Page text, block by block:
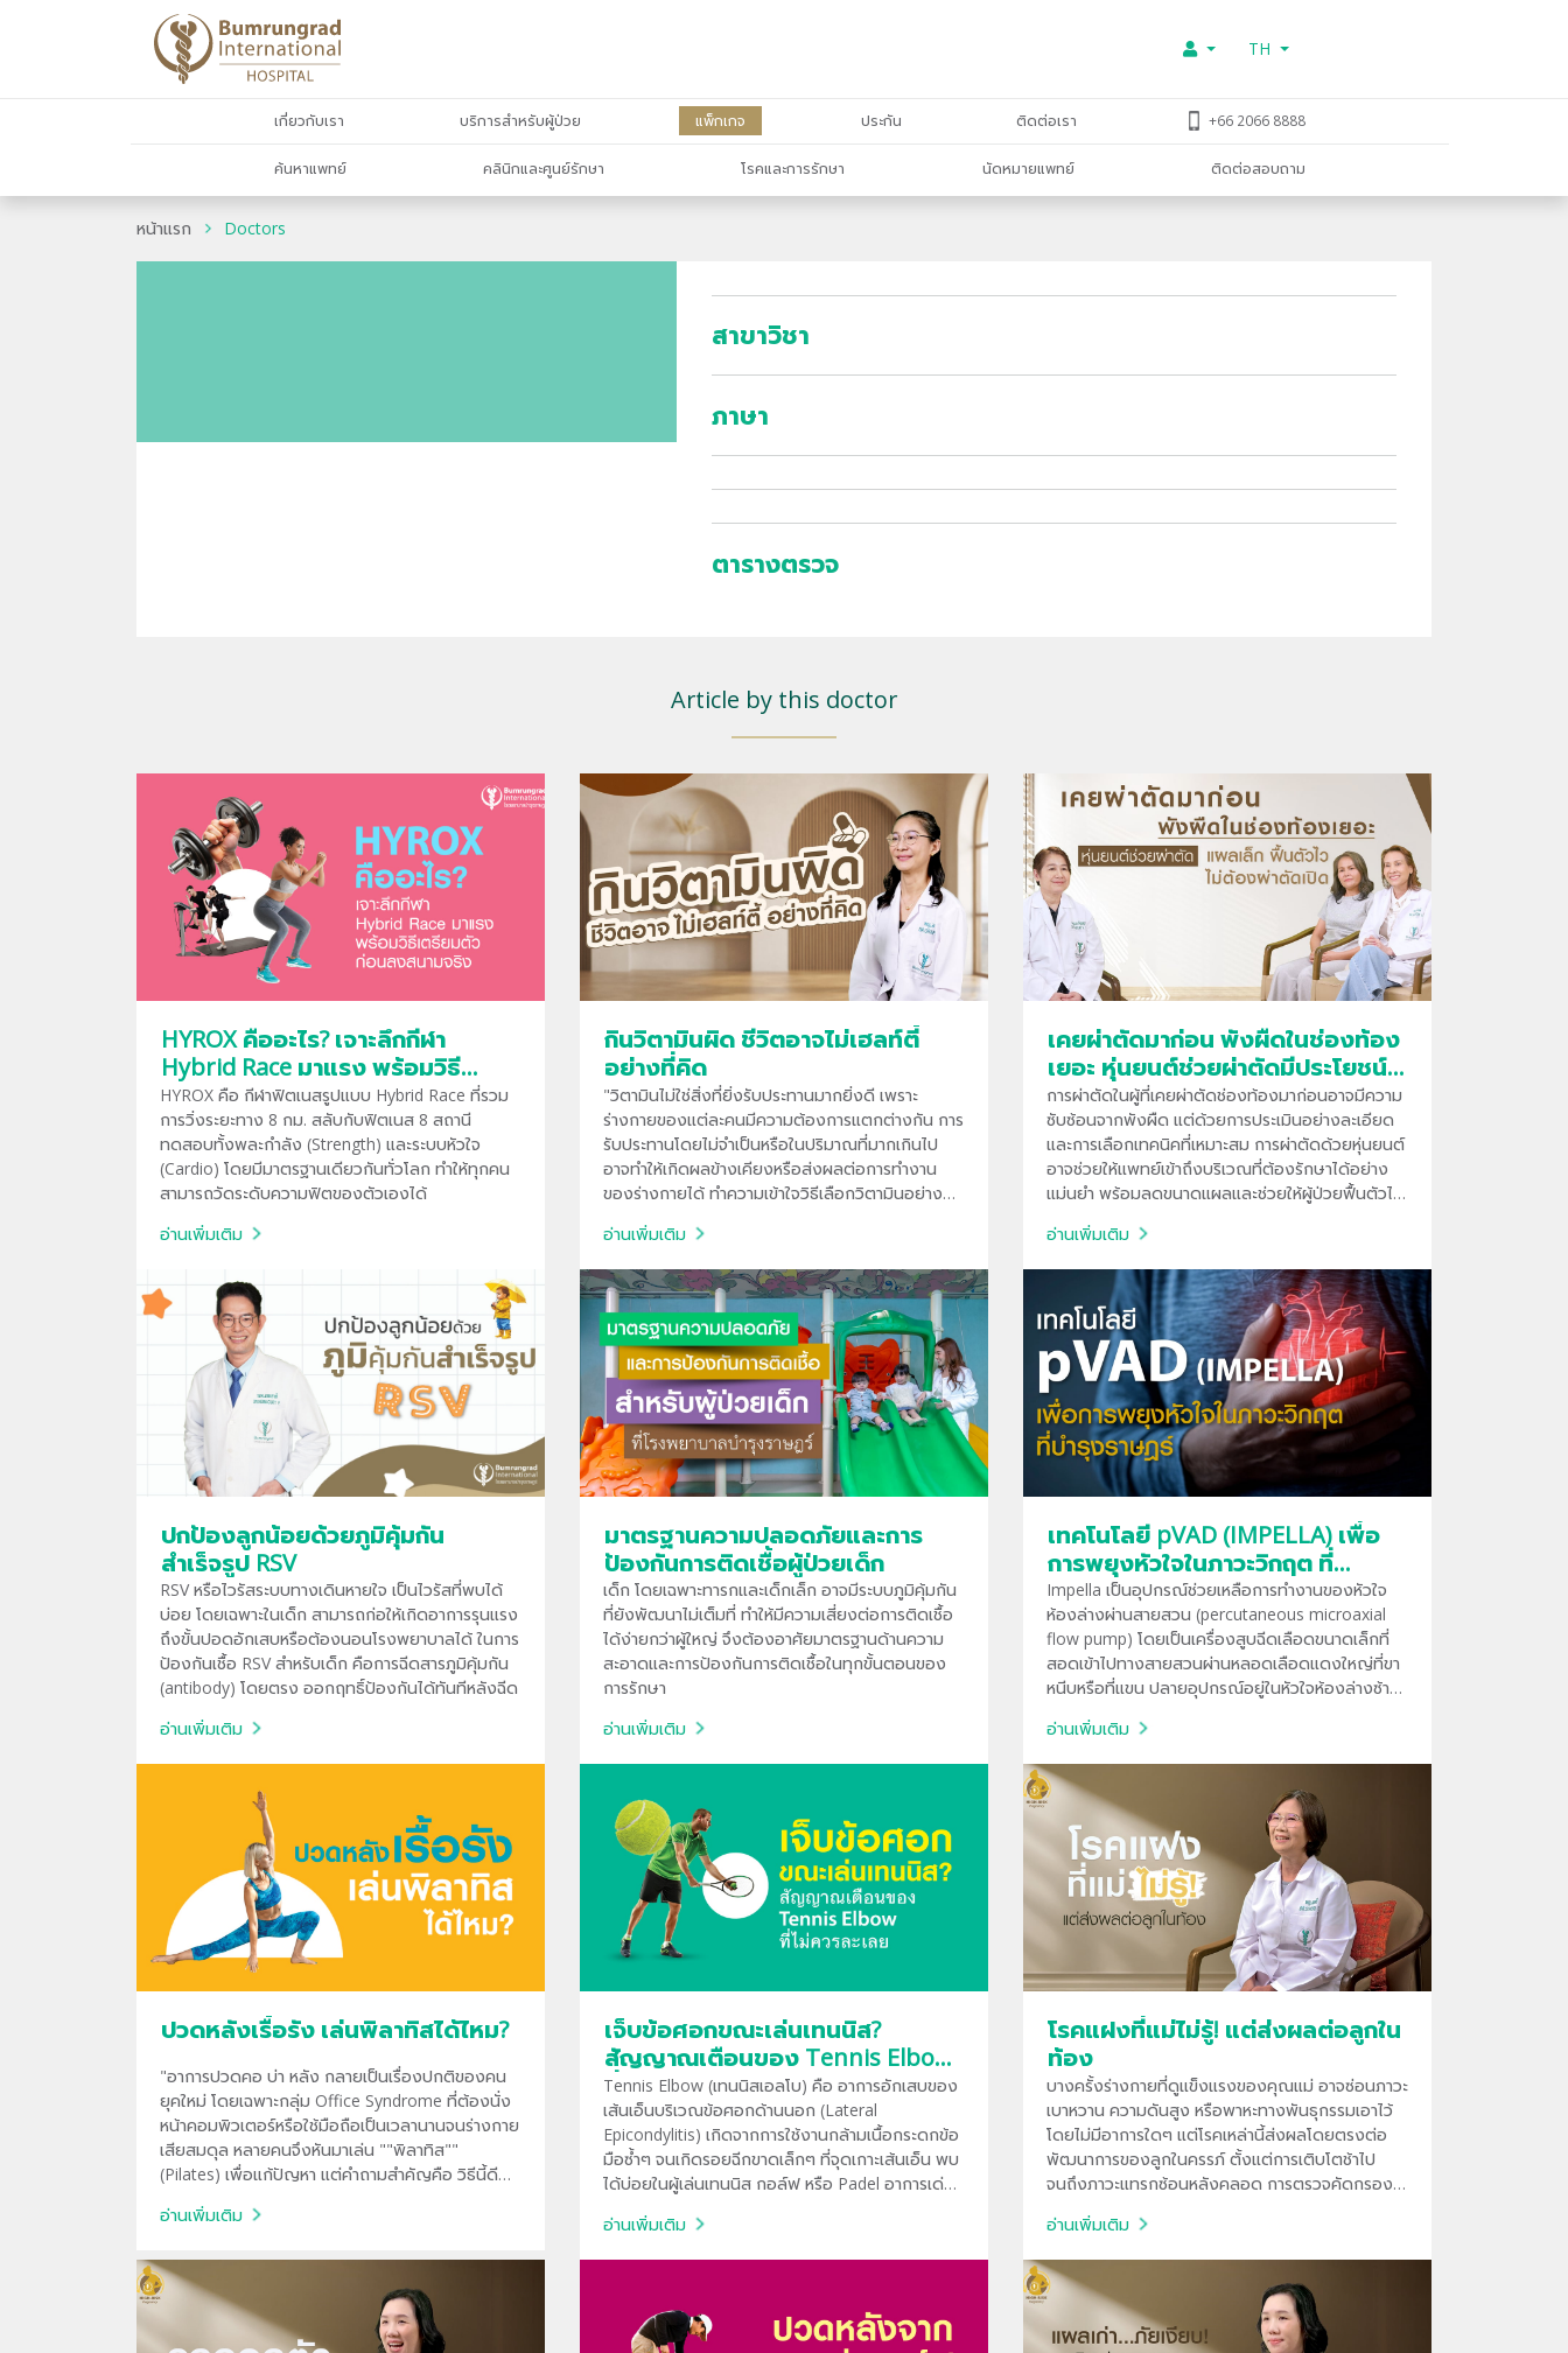
TH
เกี่ยวกับเรา บริการสำหรับผู้ป่วย แพ็กเกจ ประกัน ติดต่อเรา +66 2066 8888
ค้นหาแพทย์ คลินิกและศูนย์รักษา โรคและการรักษา นัดหมายแพทย์ ติดต่อสอบถาม
หน้าแรก Doctors
สาขาวิชา
ภาษา
ตารางตรวจ
Article by this doctor
HYROX คืออะไร? เจาะลึกกีฬา
Hybrid Race มาแรง พร้อมวิธี
เตรียมตัวก่อนลงสนามจริง
HYROX คือ กีฬาฟิตเนสรูปแบบ Hybrid Race ที่รวม
การวิ่งระยะทาง 8 กม. สลับกับฟิตเนส 8 สถานี
ทดสอบทั้งพละกำลัง (Strength) และระบบหัวใจ
(Cardio) โดยมีมาตรฐานเดียวกันทั่วโลก ทำให้ทุกคน
สามารถวัดระดับความฟิตของตัวเองได้
อ่านเพิ่มเติม
กินวิตามินผิด ชีวิตอาจไม่เฮลท์ตี้
อย่างที่คิด
"วิตามินไม่ใช่สิ่งที่ยิ่งรับประทานมากยิ่งดี เพราะ
ร่างกายของแต่ละคนมีความต้องการแตกต่างกัน การ
รับประทานโดยไม่จำเป็นหรือในปริมาณที่มากเกินไป
อาจทำให้เกิดผลข้างเคียงหรือส่งผลต่อการทำงาน
ของร่างกายได้ ทำความเข้าใจวิธีเลือกวิตามินอย่าง
อาหารที่รับประทาน ตามคำแนะนำของแพทย์ "
อ่านเพิ่มเติม
เคยผ่าตัดมาก่อน พังผืดในช่องท้อง
เยอะ หุ่นยนต์ช่วยผ่าตัดมีประโยชน์
อย่างไร
การผ่าตัดในผู้ที่เคยผ่าตัดช่องท้องมาก่อนอาจมีความ
ซับซ้อนจากพังผืด แต่ด้วยการประเมินอย่างละเอียด
และการเลือกเทคนิคที่เหมาะสม การผ่าตัดด้วยหุ่นยนต์
อาจช่วยให้แพทย์เข้าถึงบริเวณที่ต้องรักษาได้อย่าง
แม่นยำ พร้อมลดขนาดแผลและช่วยให้ผู้ป่วยฟื้นตัวได้
อ่านเพิ่มเติม
ปกป้องลูกน้อยด้วยภูมิคุ้มกัน
สำเร็จรูป RSV
RSV หรือไวรัสระบบทางเดินหายใจ เป็นไวรัสที่พบได้
บ่อย โดยเฉพาะในเด็ก สามารถก่อให้เกิดอาการรุนแรง
ถึงขั้นปอดอักเสบหรือต้องนอนโรงพยาบาลได้ ในการ
ป้องกันเชื้อ RSV สำหรับเด็ก คือการฉีดสารภูมิคุ้มกัน
(antibody) โดยตรง ออกฤทธิ์ป้องกันได้ทันทีหลังฉีด
อ่านเพิ่มเติม
มาตรฐานความปลอดภัยและการ
ป้องกันการติดเชื้อผู้ป่วยเด็ก
เด็ก โดยเฉพาะทารกและเด็กเล็ก อาจมีระบบภูมิคุ้มกัน
ที่ยังพัฒนาไม่เต็มที่ ทำให้มีความเสี่ยงต่อการติดเชื้อ
ได้ง่ายกว่าผู้ใหญ่ จึงต้องอาศัยมาตรฐานด้านความ
สะอาดและการป้องกันการติดเชื้อในทุกขั้นตอนของ
การรักษา
อ่านเพิ่มเติม
เทคโนโลยี pVAD (IMPELLA) เพื่อ
การพยุงหัวใจในภาวะวิกฤต ที่
บำรุงราษฎร์
Impella เป็นอุปกรณ์ช่วยเหลือการทำงานของหัวใจ
ห้องล่างผ่านสายสวน (percutaneous microaxial
flow pump) โดยเป็นเครื่องสูบฉีดเลือดขนาดเล็กที่
สอดเข้าไปทางสายสวนผ่านหลอดเลือดแดงใหญ่ที่ขา
หนีบหรือที่แขน ปลายอุปกรณ์อยู่ในหัวใจห้องล่างซ้าย
อ่านเพิ่มเติม
ปวดหลังเรื้อรัง เล่นพิลาทิสได้ไหม?
"อาการปวดคอ บ่า หลัง กลายเป็นเรื่องปกติของคน
ยุคใหม่ โดยเฉพาะกลุ่ม Office Syndrome ที่ต้องนั่ง
หน้าคอมพิวเตอร์หรือใช้มือถือเป็นเวลานานจนร่างกาย
เสียสมดุล หลายคนจึงหันมาเล่น ""พิลาทิส""
(Pilates) เพื่อแก้ปัญหา แต่คำถามสำคัญคือ วิธีนี้ดีต่อ
เพื่อไปพบแพทย์?"
อ่านเพิ่มเติม
เจ็บข้อศอกขณะเล่นเทนนิส?
สัญญาณเตือนของ Tennis Elbow
ที่ไม่ควรละเลย
Tennis Elbow (เทนนิสเอลโบ) คือ อาการอักเสบของ
เส้นเอ็นบริเวณข้อศอกด้านนอก (Lateral
Epicondylitis) เกิดจากการใช้งานกล้ามเนื้อกระดกข้อ
มือซ้ำๆ จนเกิดรอยฉีกขาดเล็กๆ ที่จุดเกาะเส้นเอ็น พบ
ได้บ่อยในผู้เล่นเทนนิส กอล์ฟ หรือ Padel อาการเด่น
ซึ่งหากปล่อยไว้จะกลายเป็นอาการเรื้อรัง
อ่านเพิ่มเติม
โรคแฝงที่แม่ไม่รู้! แต่ส่งผลต่อลูกใน
ท้อง
บางครั้งร่างกายที่ดูแข็งแรงของคุณแม่ อาจซ่อนภาวะ
เบาหวาน ความดันสูง หรือพาหะทางพันธุกรรมเอาไว้
โดยไม่มีอาการใดๆ แต่โรคเหล่านี้ส่งผลโดยตรงต่อ
พัฒนาการของลูกในครรภ์ ตั้งแต่การเติบโตช้าไป
จนถึงภาวะแทรกซ้อนหลังคลอด การตรวจคัดกรอง
ที่ดีที่สุดให้กับลูกรักตั้งแต่อยู่ในครรภ์
อ่านเพิ่มเติม